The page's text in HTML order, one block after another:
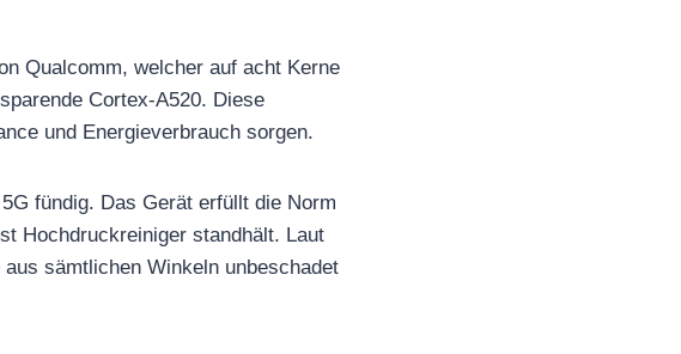
Qualcomm, welcher auf acht Kerne
Cortex-A520. Diese
und Energieverbrauch sorgen.
fündig. Das Gerät erfüllt die Norm
Hochdruckreiniger standhält. Laut
sämtlichen Winkeln unbeschadet